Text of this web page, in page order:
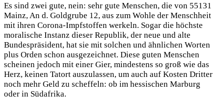
Es sind zwei gute, nein: sehr gute Menschen, die von 55131
Mainz, An d. Goldgrube 12, aus zum Wohle der Menschheit
mit ihren Corona-Impfstoffen werkeln. Sogar die höchste
moralische Instanz dieser Republik, der neue und alte
Bundespräsident, hat sie mit solchen und ähnlichen Worten
plus Orden schon ausgezeichnet. Diese guten Menschen
scheinen jedoch mit einer Gier, mindestens so groß wie das
Herz, keinen Tatort auszulassen, um auch auf Kosten Dritter
noch mehr Geld zu scheffeln: ob im hessischen Marburg
oder in Südafrika.